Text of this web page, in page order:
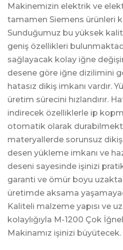
Makinemizin elektrik ve
tamamen Siemens ürünleri
Sunduğumuz bu yüksek
geniş özellikleri
sağlayacak kolay iğne
desene göre iğne dizilimini
hatasız dikiş imkanı vardır.
üretim sürecini hızlandırır.
indirecek özelliklerle ip
otomatik olarak
materyallerde sorunsuz dikiş
desen yükleme imkanı ve
deseni sayesinde işinizi
garanti ve ömür boyu
üretimde aksama
Kaliteli malzeme yapısı ve
kolaylığıyla M-1200 Çok
Makinamız işinizi büyütecek.